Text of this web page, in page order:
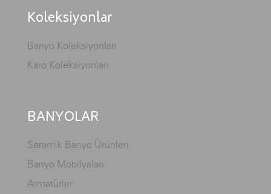
Koleksiyonlar
Banyo Koleksiyonları
Karo Koleksiyonları
BANYOLAR
Seramik Banyo Ürünleri
Banyo Mobilyaları
Armatürler